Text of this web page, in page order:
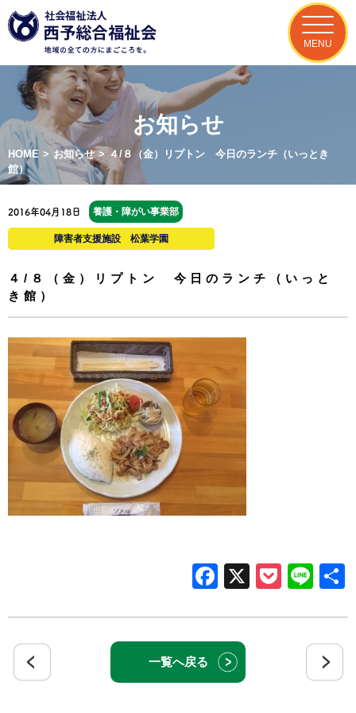
MENU
お知らせ
HOME > お知らせ > ４/８（金）リプトン 今日のランチ（いっとき
館）
2016年04月18日 養護・障がい事業部
障害者支援施設 松葉学園
４/８（金）リプトン 今日のランチ（いっと
き館）
Facebook
X
一覧へ戻る